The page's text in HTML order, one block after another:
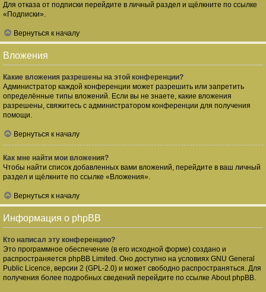
Для отказа от подписки перейдите в личный раздел и щёлкните по ссылке
«Подписки».
Вернуться к началу
Вложения
Какие вложения разрешены на этой конференции?
Администратор каждой конференции может разрешить или запретить
определённые типы вложений. Если вы не знаете, какие вложения
разрешены, свяжитесь с администратором конференции для получения
помощи.
Вернуться к началу
Как мне найти мои вложения?
Чтобы найти список добавленных вами вложений, перейдите в ваш личный
раздел и щёлкните по ссылке «Вложения».
Вернуться к началу
Информация о phpBB
Кто написал эту конференцию?
Это программное обеспечение (в его исходной форме) создано и
распространяется phpBB Limited . Оно доступно на условиях GNU General
Public Licence, версии 2 (GPL-2.0) и может свободно распространяться. Для
получения более подробных сведений перейдите по ссылке About phpBB.